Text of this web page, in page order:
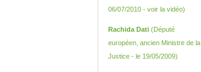
06/07/2010 - voir la vidéo)
Rachida Dati (Député
européen, ancien Ministre de la
Justice - le 19/05/2009)